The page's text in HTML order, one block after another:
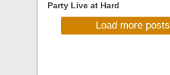
Party Live at Hard
Rock Cafe Athens,
Load more posts